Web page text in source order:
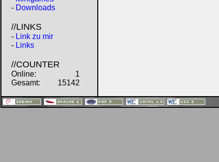
- Downloads
//LINKS
- Link zu mir
- Links
//COUNTER
Online:
1
Gesamt:
15142